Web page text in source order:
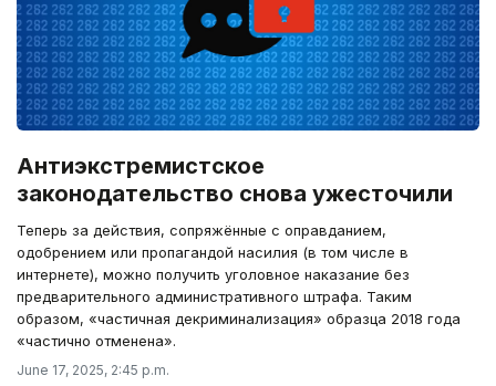
Антиэкстремистское
законодательство снова ужесточили
Теперь за действия, сопряжённые с оправданием,
одобрением или пропагандой насилия (в том числе в
интернете), можно получить уголовное наказание без
предварительного административного штрафа. Таким
образом, «частичная декриминализация» образца 2018 года
«частично отменена».
June 17, 2025, 2:45 p.m.